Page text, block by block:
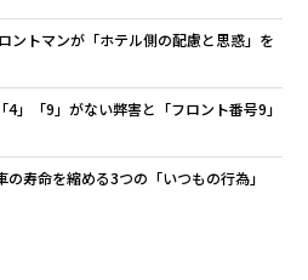
ントマンが「ホテル側の配慮と思惑」を
」「9」がない弊害と「フロント番号9」
寿命を縮める3つの「いつもの行為」